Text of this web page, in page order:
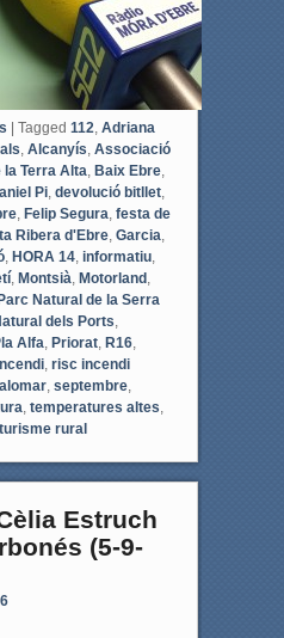
Tagged 112, Adriana
, Alcanyís, Associació
la Terra Alta, Baix Ebre,
Pi, devolució bitllet,
, Felip Segura, festa de
Ribera d'Ebre, Garcia,
, HORA 14, informatiu,
, Montsià, Motorland ,
Parc Natural de la Serra
dels Ports,
Alfa, Priorat, R16,
, risc incendi
, septembre,
, temperatures altes,
turisme rural
Estruch
(5-9-